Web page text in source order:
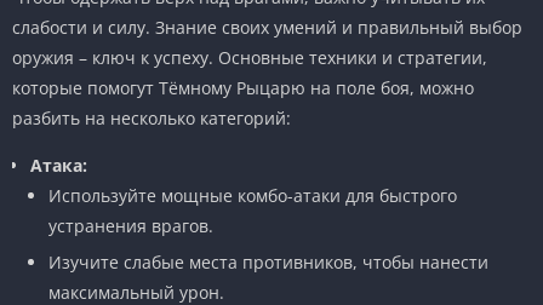
слабости и силу. Знание своих умений и правильный выбор
оружия – ключ к успеху. Основные техники и стратегии,
которые помогут Тёмному Рыцарю на поле боя, можно
разбить на несколько категорий:
Атака:
Используйте мощные комбо-атаки для быстрого
устранения врагов.
Изучите слабые места противников, чтобы нанести
максимальный урон.